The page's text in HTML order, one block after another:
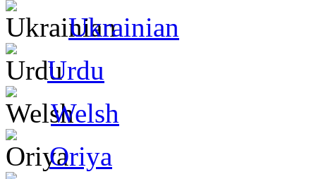
Ukrainian
Urdu
Welsh
Oriya